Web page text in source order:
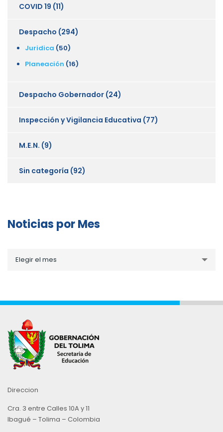
COVID 19 (11)
Despacho (294)
Juridica (50)
Planeación (16)
Despacho Gobernador (24)
Inspección y Vigilancia Educativa (77)
M.E.N. (9)
Sin categoría (92)
Noticias por Mes
porElegir el mes
Direccion
Cra. 3 entre Calles 10A y 11
Ibagué – Tolima – Colombia